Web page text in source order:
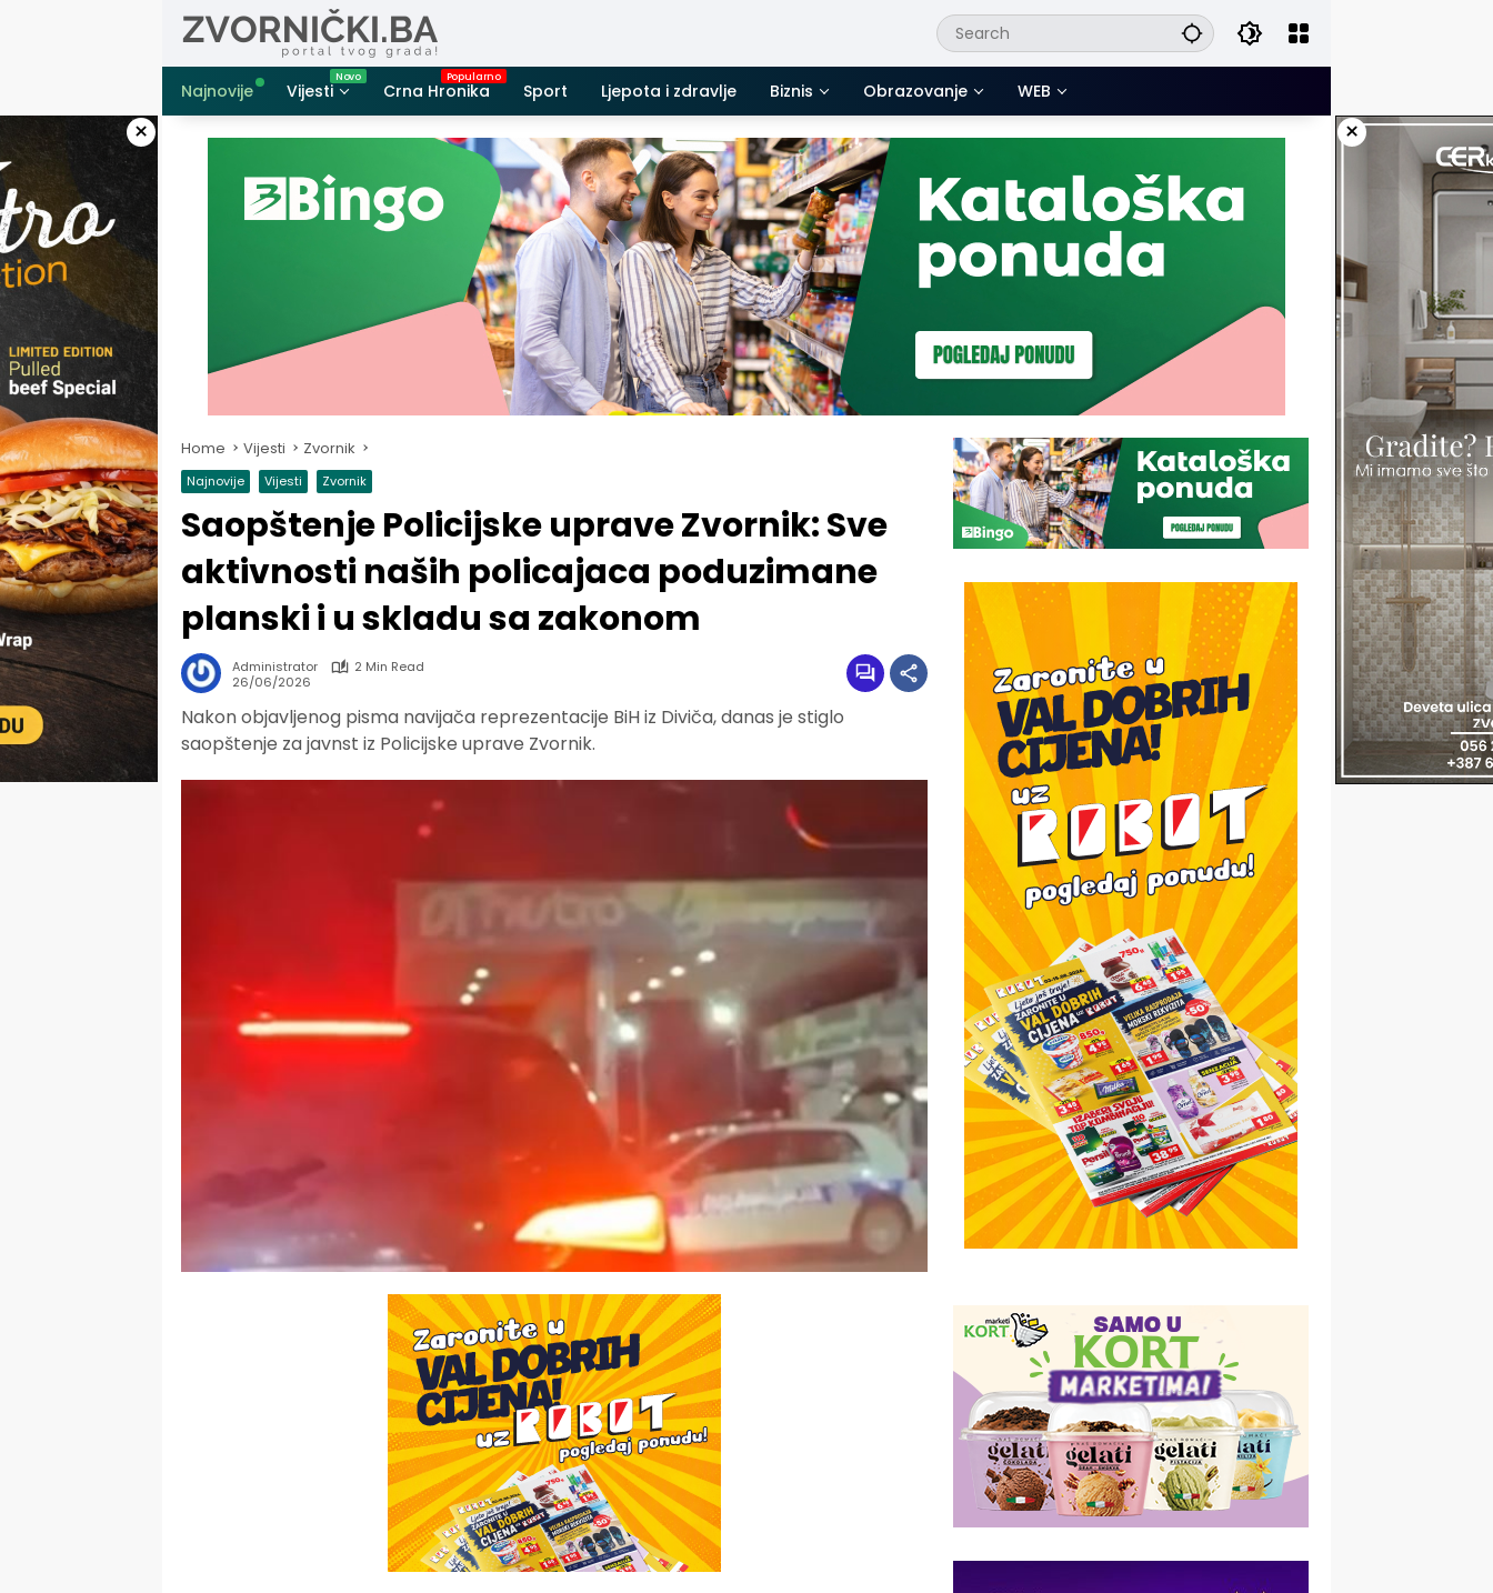
Najnovije
Vijesti Crna Hronika Sport Ljepota i zdravlje Biznis Obrazovanje WEB
× ×
Home Vijesti Zvornik
Najnovije Vijesti Zvornik
Saopštenje Policijske uprave Zvornik: Sve
aktivnosti naših policajaca poduzimane
planski i u skladu sa zakonom
Administrator
2 Min Read
26/06/2026
Nakon objavljenog pisma navijača reprezentacije BiH iz Diviča, danas je stiglo
saopštenje za javnst iz Policijske uprave Zvornik.